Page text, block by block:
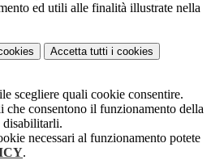
ed utili alle finalità illustrate nella
Accetta tutti i cookies
scegliere quali cookie consentire.
che consentono il funzionamento della
disabilitarli.
necessari al funzionamento potete
.